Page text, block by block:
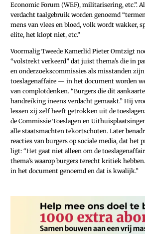
Economic Forum (WEF), militarisering, etc.”.
verdacht taalgebruik worden genoemd
mens van vlees en bloed, volk wordt wakker,
elite, het klopt niet, etc.”
Voormalig Tweede Kamerlid Pieter Omtzigt
“volstrekt verkeerd” dat juist thema’s die in
en onderzoekscommissies als misstanden
toeslagenaffaire — in het document worden
van complotdenken. “Burgers die dit
handreiking ineens verdacht gemaakt.” Hij
lessen zij zelf heeft getrokken uit de
de Commissie Toeslagen en
alle staatsmachten tekortschoten. Later
reacties van burgers op sociale media, dat het
ligt: “Het gaat niet alleen om de
thema’s waarop burgers terecht kritiek
in het document genoemd en dat is kwalijk.”